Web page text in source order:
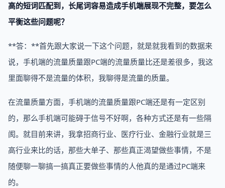
高的短词匹配到，长尾词容易造成手机端展现不完整，要怎么
平衡这些问题呢？
**答：**首先跟大家说一下这个问题，就是就我看到的数据来
说，手机端的流量质量跟PC端的流量质量比还是差很多，我这
里面聊得不是流量的体积，我聊得是流量的质量。
在流量质量方面，手机端的流量质量跟PC端还是有一定区别
的，那么手机端可能碍于信号不好啊，各种方式还是有一些隔
阂。就目前来讲，我拿招商行业、医疗行业、金融行业就是三
高行业来比的话，那些大单子、那些真正渴望做些事情，不是
随便聊一聊搞一搞真正要做些事情的人他真的是通过PC端来
的。